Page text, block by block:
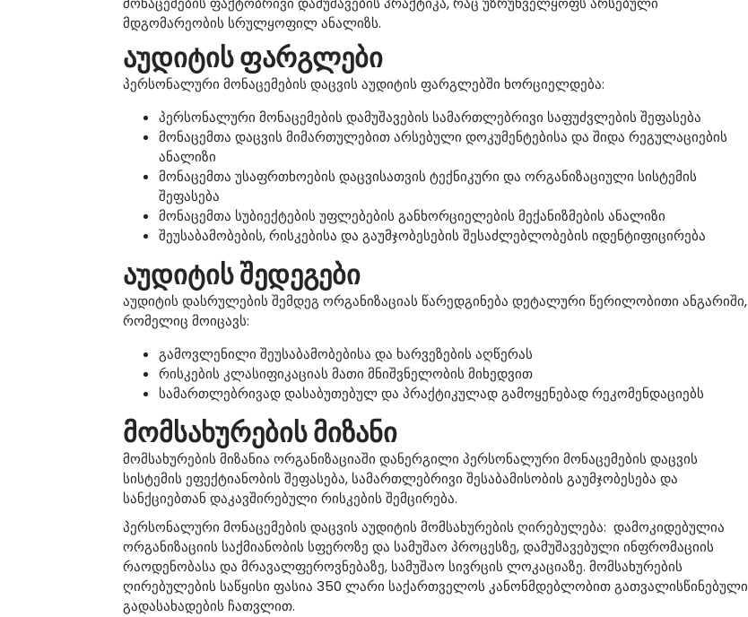
მდგომარეობის სრულყოფილ ანალიზს.
აუდიტის ფარგლები
პერსონალური მონაცემების დაცვის აუდიტის ფარგლებში ხორციელდება:
პერსონალური მონაცემების დამუშავების სამართლებრივი საფუძვლების შეფასება
მონაცემთა დაცვის მიმართულებით არსებული დოკუმენტებისა და შიდა რეგულაციების
ანალიზი
მონაცემთა უსაფრთხოების დაცვისათვის ტექნიკური და ორგანიზაციული სისტემის
შეფასება
მონაცემთა სუბიექტების უფლებების განხორციელების მექანიზმების ანალიზი
შეუსაბამობების, რისკებისა და გაუმჯობესების შესაძლებლობების იდენტიფიცირება
აუდიტის შედეგები
აუდიტის დასრულების შემდეგ ორგანიზაციას წარედგინება დეტალური წერილობითი ანგარიში,
რომელიც მოიცავს:
გამოვლენილი შეუსაბამობებისა და ხარვეზების აღწერას
რისკების კლასიფიკაციას მათი მნიშვნელობის მიხედვით
სამართლებრივად დასაბუთებულ და პრაქტიკულად გამოყენებად რეკომენდაციებს
მომსახურების მიზანი
მომსახურების მიზანია ორგანიზაციაში დანერგილი პერსონალური მონაცემების დაცვის
სისტემის ეფექტიანობის შეფასება, სამართლებრივი შესაბამისობის გაუმჯობესება და
სანქციებთან დაკავშირებული რისკების შემცირება.
პერსონალური მონაცემების დაცვის აუდიტის მომსახურების ღირებულება: დამოკიდებულია
ორგანიზაციის საქმიანობის სფეროზე და სამუშაო პროცესზე, დამუშავებული ინფრომაციის
რაოდენობასა და მრავალფეროვნებაზე, სამუშაო სივრცის ლოკაციაზე. მომსახურების
ღირებულების საწყისი ფასია 350 ლარი საქართველოს კანონმდებლობით გათვალისწინებული
გადასახადების ჩათვლით.